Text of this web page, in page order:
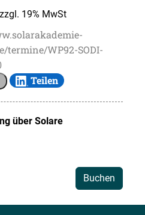
19% MwSt
termine/WP92-SODI-
Teilen
über Solare
Buchen